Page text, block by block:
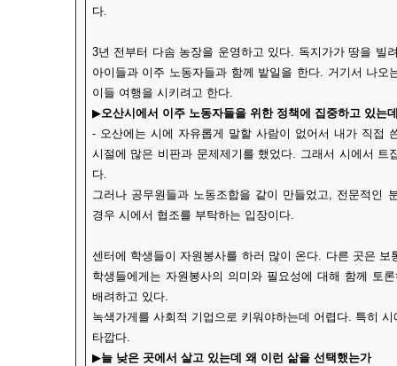
다.
3년 전부터 다솜 농장을 운영하고 있다. 독지가가 땅을 빌
아이들과 이주 노동자들과 함께 밭일을 한다. 거기서 나
이들 여행을 시키려고 한다.
▶오산시에서 이주 노동자들을 위한 정책에 집중하고 있는
- 오산에는 시에 자유롭게 말할 사람이 없어서 내가 직접
시절에 많은 비판과 문제제기를 했었다. 그래서 시에서
다.
그러나 공무원들과 노동조합을 같이 만들었고, 전문적인
경우 시에서 협조를 부탁하는 입장이다.
센터에 학생들이 자원봉사를 하러 많이 온다. 다른 곳은
학생들에게는 자원봉사의 의미와 필요성에 대해 함께 토
배려하고 있다.
녹색가게를 사회적 기업으로 키워야하는데 어렵다. 특히
타깝다.
▶늘 낮은 곳에서 살고 있는데 왜 이런 삶을 선택했는가